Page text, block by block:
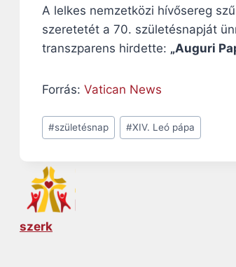
A lelkes nemzetközi hívősereg
szeretetét a 70. születésnapját
transzparens hirdette: „Auguri
Forrás: Vatican News
Post
Tags:
#születésnap #XIV. Leó pápa
szerk